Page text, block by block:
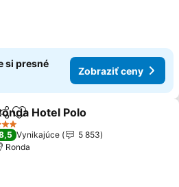
si presné
Zobraziť ceny
Pridať do obľúbených
Hotel Polo
Počet hviezdičiek
Vynikajúce
5 853
Ronda